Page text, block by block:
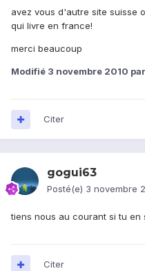
avez vous d'autre site suisse
qui livre en france!
merci beaucoup
Modifié 3 novembre 2010
Citer
gogui63
Posté(e) 3 novembre
tiens nous au courant si tu en
Citer